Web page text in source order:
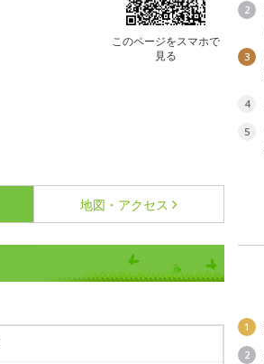
このページをスマホで
見る
地図・アクセス
2
3
4
5
1
2